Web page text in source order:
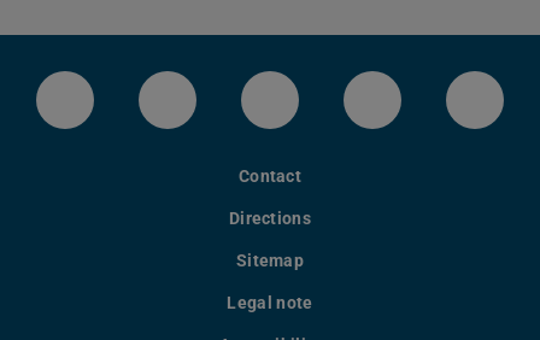
LinkedIn-Seite der TU Darmstadt
Instagram-Kanal der TU
Bluesky-Kanal der TU
Facebook-
Contact
Directions
Sitemap
Legal note